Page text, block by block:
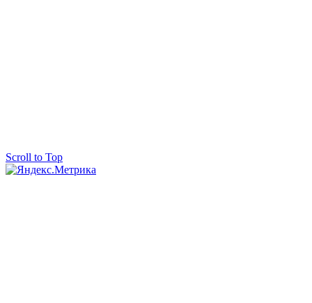
Scroll to Top